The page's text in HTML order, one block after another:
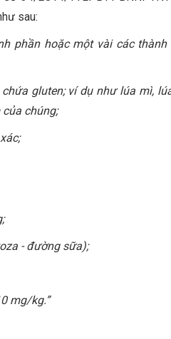
sau:
phần hoặc một vài các
gluten; ví dụ như lúa mì,
chúng;
- đường sữa);
mg/kg.”